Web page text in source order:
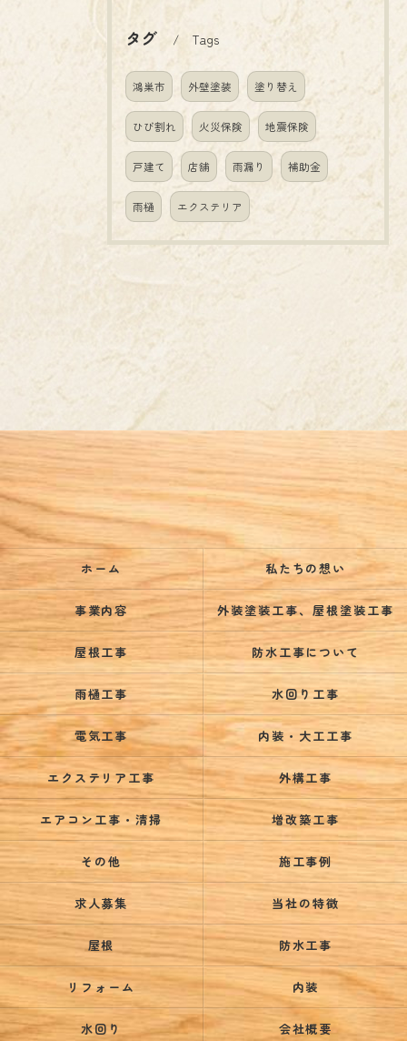
タグ Tags
鴻巣市 外壁塗装 塗り替え
ひび割れ 火災保険 地震保険
戸建て 店舗 雨漏り 補助金
雨樋 エクステリア
ホーム 私たちの想い
事業内容 外装塗装工事、屋根塗装工事
屋根工事 防水工事について
雨樋工事 水回り工事
電気工事 内装・大工工事
エクステリア工事 外構工事
エアコン工事・清掃 増改築工事
その他 施工事例
求人募集 当社の特徴
屋根 防水工事
リフォーム 内装
水回り 会社概要